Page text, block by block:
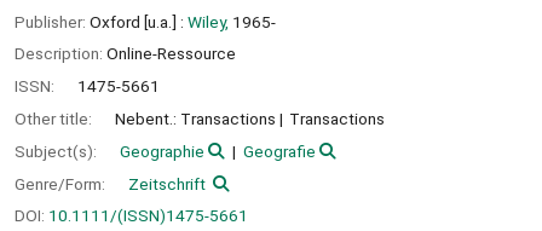
Publisher: Oxford [u.a.] : Wiley, 1965-
Description: Online-Ressource
ISSN:
1475-5661
Other title:
Nebent.: Transactions
Transactions
Subject(s):
Geographie
Geografie
Genre/Form:
Zeitschrift
DOI: 10.1111/(ISSN)1475-5661